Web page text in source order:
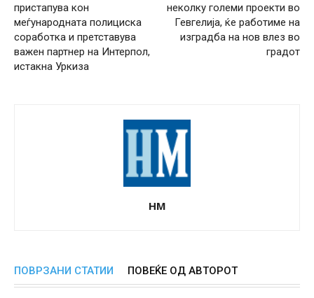
пристапува кон
меѓународната полициска
соработка и претставува
важен партнер на Интерпол,
истакна Уркиза
неколку големи проекти во
Гевгелија, ќе работиме на
изградба на нов влез во
градот
НМ
ПОВРЗАНИ СТАТИИ ПОВЕЌЕ ОД АВТОРОТ